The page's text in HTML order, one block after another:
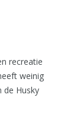
recreatie
weinig
de Husky